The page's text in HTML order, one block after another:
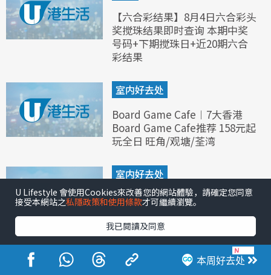
【六合彩结果】8月4日六合彩头
奖搅珠结果即时查询 本期中奖
号码+下期搅珠日+近20期六合
彩结果
室内好去处
Board Game Cafe︱7大香港
Board Game Cafe推荐 158元起
玩全日 旺角/观塘/荃湾
室内好去处
密室逃脱推荐︱旺角黄埔荔枝角
境/鬼屋元素/电子机关
本周好去处
U Lifestyle 會使用Cookies來改善您的網站體驗，請確定您同意
接受本網站之私隱政策和使用條款才可繼續瀏覽。
我已閱讀及同意